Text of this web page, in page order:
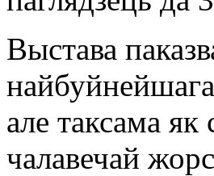
Выстава
найбуйнейшага
але таксама
чалавечай